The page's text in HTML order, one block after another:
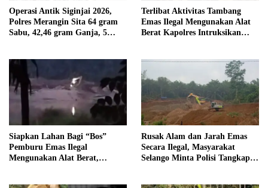
Operasi Antik Siginjai 2026,
Polres Merangin Sita 64 gram
Sabu, 42,46 gram Ganja, 5
Terlibat Aktivitas Tambang
Emas Ilegal Mengunakan Alat
Berat Kapolres Intruksikan
Tanjung Mudo
Siapkan Lahan Bagi “Bos”
Pemburu Emas Ilegal
Mengunakan Alat Berat,
Rusak Alam dan Jarah Emas
Secara Ilegal, Masyarakat
Selango Minta Polisi Tangkap